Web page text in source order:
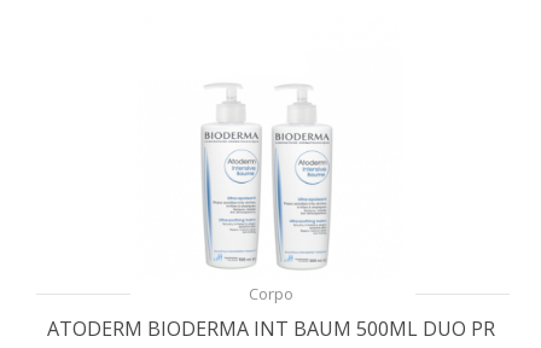
Corpo
ATODERM BIODERMA INT BAUM 500ML DUO PR